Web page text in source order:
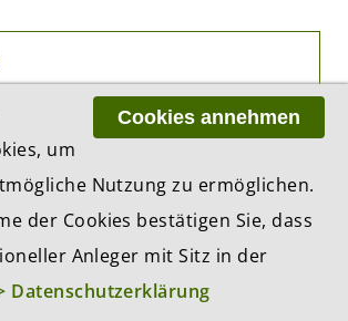
Cookies annehmen
um
Nutzung zu ermöglichen.
der Cookies bestätigen Sie, dass
Anleger mit Sitz in der
Datenschutzerklärung